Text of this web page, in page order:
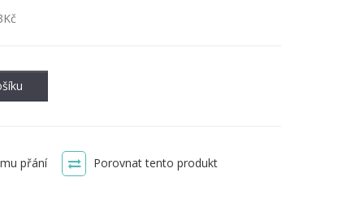
přání Porovnat tento produkt